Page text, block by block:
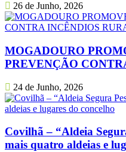
26 de Junho, 2026
MOGADOURO
PREVENÇÃO
24 de Junho, 2026
Covilhã – “Aldeia
mais quatro aldeias e